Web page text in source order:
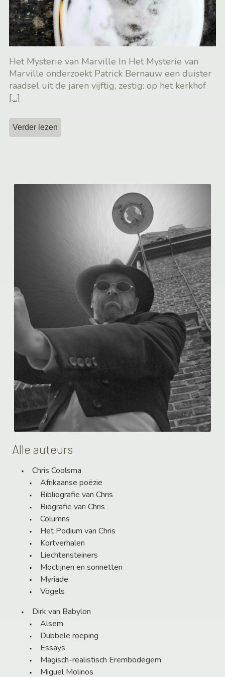
Het Mysterie van Marville In Het Mysterie van
Marville onderzoekt Patrick Bernauw een duister
raadsel uit de jaren vijftig, zestig: op het kerkhof
[…]
Verder lezen
Alle auteurs
Chris Coolsma
Afrikaanse poëzie
Bibliografie van Chris
Biografie van Chris
Columns
Het Podium van Chris
Kortverhalen
Liechtensteiners
Moctijnen en sonnetten
Myriade
Vögels
Dirk van Babylon
Alsem
Dubbele roeping
Essays
Magisch-realistisch Erembodegem
Miguel Molinos